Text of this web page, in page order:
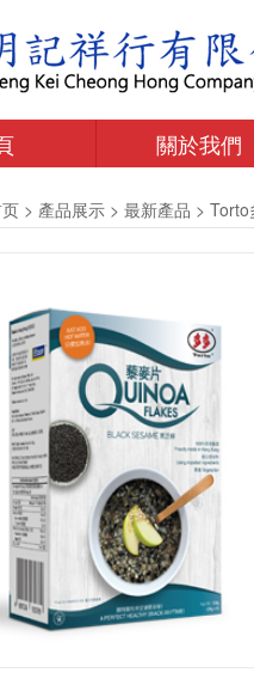
關於我們
> 產品展示 > 最新產品 > Torto